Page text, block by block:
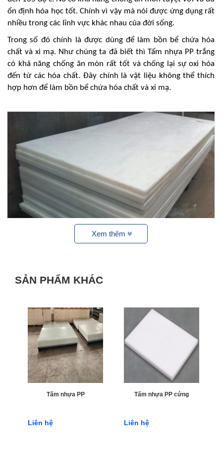
ổn định hóa học tốt. Chính vì vậy mà nói được ứng dụng rất
nhiều trong các lĩnh vực khác nhau của đời sống.
Trong số đó chính là được dùng để làm bồn bể chứa hóa
chất và xi mạ. Như chúng ta đã biết thì Tấm nhựa PP trắng
có khả năng chống ăn mòn rất tốt và chống lại sự oxi hóa
đến từ các hóa chất. Đây chính là vật liệu không thể thích
hợp hơn để làm bồn bể chứa hóa chất và xi mạ.
Ứng dụng của Tấm nhựa PP trắng
và độ mềm dẻo vừa phải cho nên nó vừa có thể dễ dàng
uốn cong thành các đường ống thông khí và cũng có một độ
cứng nhất định để giữ được giá của chúng. Cho nên các nhà
thầu thi công thường hay sử dụng Tấm nhựa PP trắng để gia
công hệ thống thông hút khí.
Ứng dụng khác có thể kể đến của Tấm nhựa PP trắng đó
chính là được sử dụng để làm thớt, khuôn dập thực phẩm
người ta thường sử dụng nó để làm thớt hoặc các khuôn
Xem thêm
SẢN PHẨM KHÁC
Tấm nhựa PP
Liên hệ
Tấm nhựa PP cứng
Liên hệ